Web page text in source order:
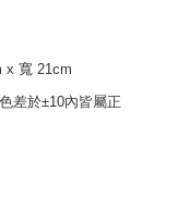
x 寬 21cm
差於±10內皆屬正